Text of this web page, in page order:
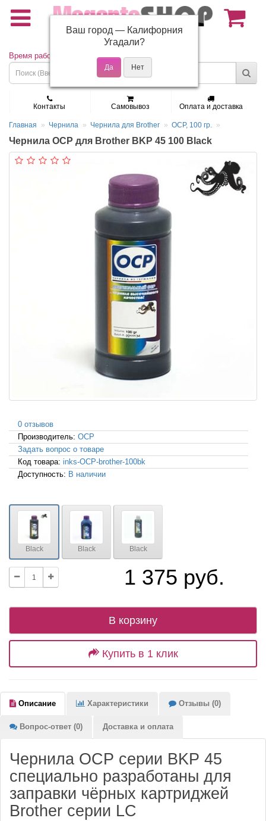
(495) 150-01-37
Время работы: Пн - Пт 9:30 - 19:00
Контакты Самовывоз Оплата и доставка
Главная Чернила Чернила для Brother OCP, 100 гр.
Чернила OCP для Brother BKP 45 100 Black
0 отзывов
Производитель: OCP
Задать вопрос о товаре
Код товара: inks-OCP-brother-100bk
Доступность: В наличии
Black Black Black
1 375 руб.
В корзину
Купить в 1 клик
Описание Характеристики Отзывы (0)
Вопрос-ответ (0) Доставка и оплата
Чернила OCP серии BKP 45
специально разработаны для
заправки чёрных картриджей
Brother серии LC
Ваш город — Калифорния
Угадали?